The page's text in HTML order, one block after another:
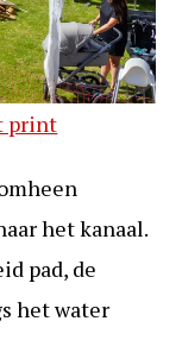
print
het kanaal.
pad, de
het water